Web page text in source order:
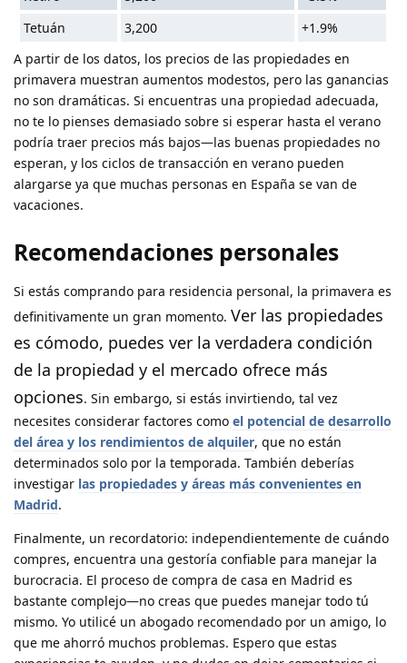
Tetuán
3,200
+1.9%
A partir de los datos, los precios de las propiedades en
primavera muestran aumentos modestos, pero las ganancias
no son dramáticas. Si encuentras una propiedad adecuada,
no te lo pienses demasiado sobre si esperar hasta el verano
podría traer precios más bajos—las buenas propiedades no
esperan, y los ciclos de transacción en verano pueden
alargarse ya que muchas personas en España se van de
vacaciones.
Recomendaciones personales
Si estás comprando para residencia personal, la primavera es
definitivamente un gran momento. Ver las propiedades
es cómodo, puedes ver la verdadera condición
de la propiedad y el mercado ofrece más
opciones. Sin embargo, si estás invirtiendo, tal vez
necesites considerar factores como el potencial de desarrollo
del área y los rendimientos de alquiler, que no están
determinados solo por la temporada. También deberías
investigar las propiedades y áreas más convenientes en
Madrid.
Finalmente, un recordatorio: independientemente de cuándo
compres, encuentra una gestoría confiable para manejar la
burocracia. El proceso de compra de casa en Madrid es
bastante complejo—no creas que puedes manejar todo tú
mismo. Yo utilicé un abogado recomendado por un amigo, lo
que me ahorró muchos problemas. Espero que estas